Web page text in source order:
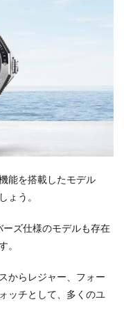
能を搭載したモデル
ょう。
ズ仕様のモデルも存在
。
からレジャー、フォー
ッチとして、多くのユ